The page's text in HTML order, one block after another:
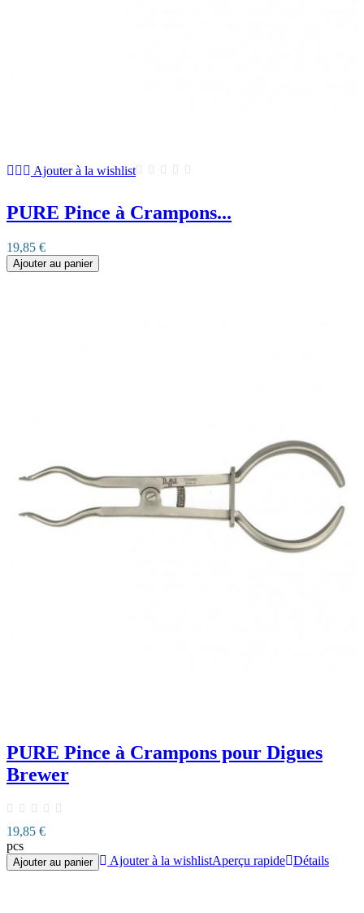
Ajouter à la wishlist
PURE Pince à Crampons...
19,85 €
Ajouter au panier
PURE Pince à Crampons pour Digues
Brewer
19,85 €
pcs
Ajouter au panier Ajouter à la wishlistAperçu rapide Détails